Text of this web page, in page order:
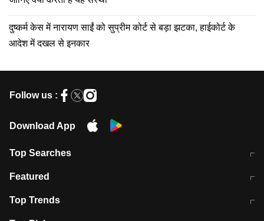
दुष्कर्म केस में नारायण साईं को सुप्रीम कोर्ट से बड़ा झटका, हाईकोर्ट के
आदेश में दखल से इनकार
Follow us :
Download App
Top Searches
मुंबई में लगे 'जेन जी' के पोस्टर, लिखा- 'मैं
Featured
10 अगस्त को विधानसभा का घेराव करेंगे
Top Trends